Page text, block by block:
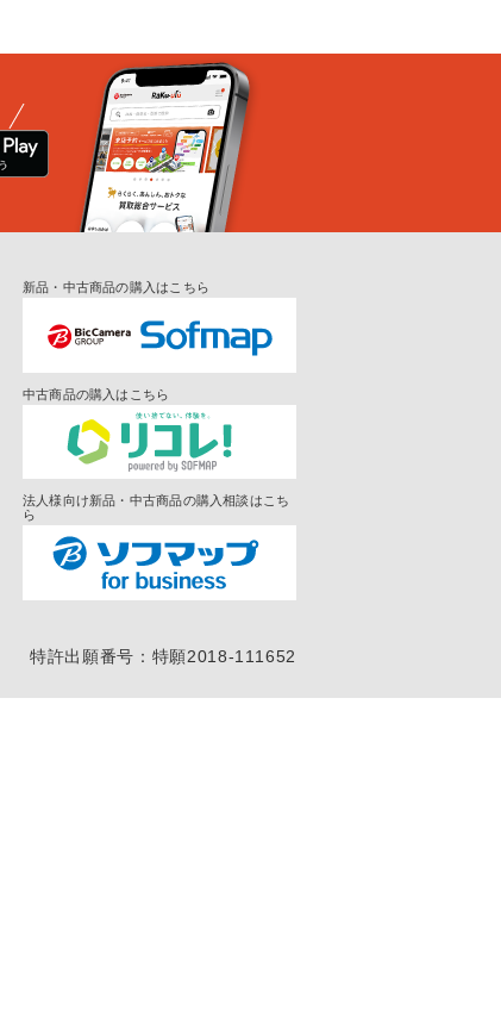
新品・中古商品の購入はこちら
中古商品の購入はこちら
法人様向け新品・中古商品の購入相談はこち
ら
特許出願番号：特願2018-111652